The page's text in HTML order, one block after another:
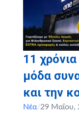
11
μόδα
και την
Νέα/29 Μαΐου,